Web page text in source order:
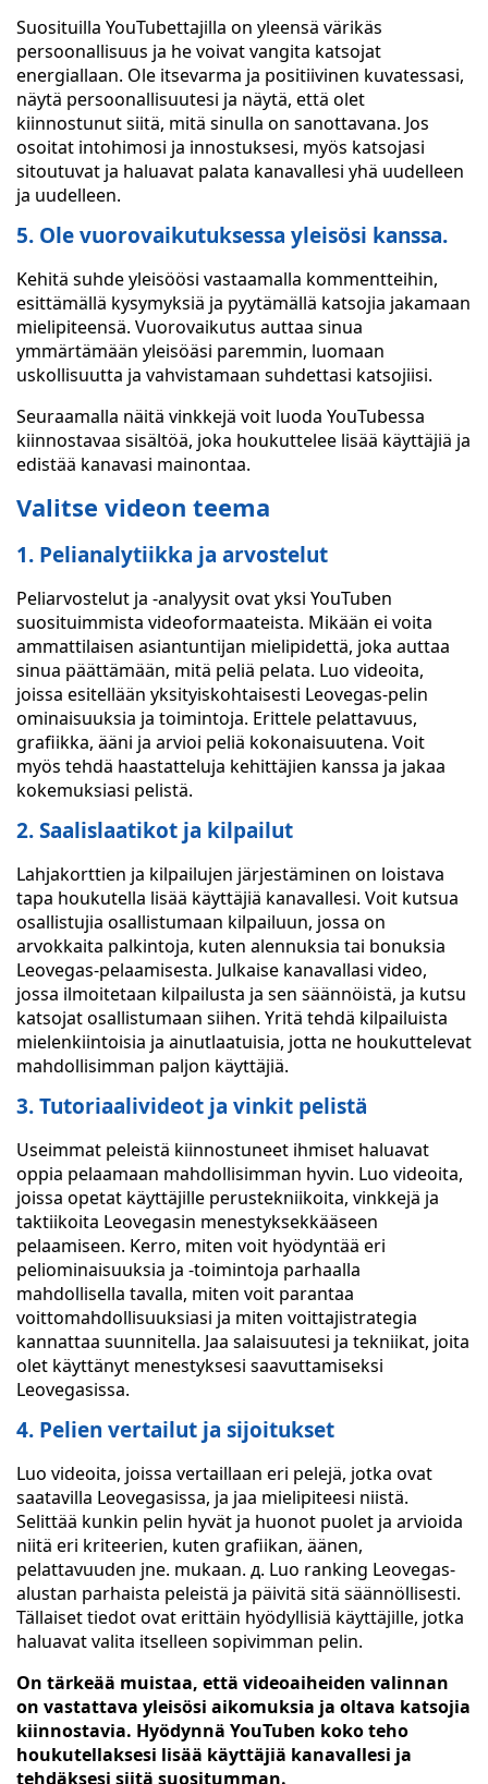
Suosituilla YouTubettajilla on yleensä värikäs
persoonallisuus ja he voivat vangita katsojat
energiallaan. Ole itsevarma ja positiivinen kuvatessasi,
näytä persoonallisuutesi ja näytä, että olet
kiinnostunut siitä, mitä sinulla on sanottavana. Jos
osoitat intohimosi ja innostuksesi, myös katsojasi
sitoutuvat ja haluavat palata kanavallesi yhä uudelleen
ja uudelleen.
5. Ole vuorovaikutuksessa yleisösi kanssa.
Kehitä suhde yleisöösi vastaamalla kommentteihin,
esittämällä kysymyksiä ja pyytämällä katsojia jakamaan
mielipiteensä. Vuorovaikutus auttaa sinua
ymmärtämään yleisöäsi paremmin, luomaan
uskollisuutta ja vahvistamaan suhdettasi katsojiisi.
Seuraamalla näitä vinkkejä voit luoda YouTubessa
kiinnostavaa sisältöä, joka houkuttelee lisää käyttäjiä ja
edistää kanavasi mainontaa.
Valitse videon teema
1. Pelianalytiikka ja arvostelut
Peliarvostelut ja -analyysit ovat yksi YouTuben
suosituimmista videoformaateista. Mikään ei voita
ammattilaisen asiantuntijan mielipidettä, joka auttaa
sinua päättämään, mitä peliä pelata. Luo videoita,
joissa esitellään yksityiskohtaisesti Leovegas-pelin
ominaisuuksia ja toimintoja. Erittele pelattavuus,
grafiikka, ääni ja arvioi peliä kokonaisuutena. Voit
myös tehdä haastatteluja kehittäjien kanssa ja jakaa
kokemuksiasi pelistä.
2. Saalislaatikot ja kilpailut
Lahjakorttien ja kilpailujen järjestäminen on loistava
tapa houkutella lisää käyttäjiä kanavallesi. Voit kutsua
osallistujia osallistumaan kilpailuun, jossa on
arvokkaita palkintoja, kuten alennuksia tai bonuksia
Leovegas-pelaamisesta. Julkaise kanavallasi video,
jossa ilmoitetaan kilpailusta ja sen säännöistä, ja kutsu
katsojat osallistumaan siihen. Yritä tehdä kilpailuista
mielenkiintoisia ja ainutlaatuisia, jotta ne houkuttelevat
mahdollisimman paljon käyttäjiä.
3. Tutoriaalivideot ja vinkit pelistä
Useimmat peleistä kiinnostuneet ihmiset haluavat
oppia pelaamaan mahdollisimman hyvin. Luo videoita,
joissa opetat käyttäjille perustekniikoita, vinkkejä ja
taktiikoita Leovegasin menestyksekkääseen
pelaamiseen. Kerro, miten voit hyödyntää eri
peliominaisuuksia ja -toimintoja parhaalla
mahdollisella tavalla, miten voit parantaa
voittomahdollisuuksiasi ja miten voittajistrategia
kannattaa suunnitella. Jaa salaisuutesi ja tekniikat, joita
olet käyttänyt menestyksesi saavuttamiseksi
Leovegasissa.
4. Pelien vertailut ja sijoitukset
Luo videoita, joissa vertaillaan eri pelejä, jotka ovat
saatavilla Leovegasissa, ja jaa mielipiteesi niistä.
Selittää kunkin pelin hyvät ja huonot puolet ja arvioida
niitä eri kriteerien, kuten grafiikan, äänen,
pelattavuuden jne. mukaan. д. Luo ranking Leovegas-
alustan parhaista peleistä ja päivitä sitä säännöllisesti.
Tällaiset tiedot ovat erittäin hyödyllisiä käyttäjille, jotka
haluavat valita itselleen sopivimman pelin.
On tärkeää muistaa, että videoaiheiden valinnan
on vastattava yleisösi aikomuksia ja oltava katsojia
kiinnostavia. Hyödynnä YouTuben koko teho
houkutellaksesi lisää käyttäjiä kanavallesi ja
tehdäksesi siitä suositumman.